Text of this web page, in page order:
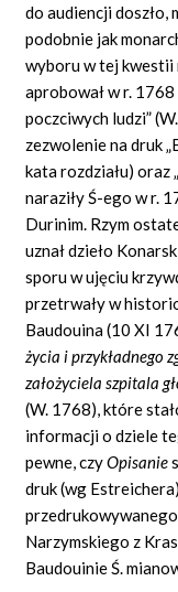
do audiencji doszło,
podobnie jak
wyboru w tej kwestii
aprobował w r.
poczciwych ludzi”
zezwolenie na druk
kata rozdziału) oraz
naraziły Ś-ego w r.
Durinim. Rzym
uznał dzieło
sporu w ujęciu
przetrwały w
Baudouina (10 XI
życia i przykładnego
założyciela szpitala g
(W. 1768), które
informacji o dziele
pewne, czyOpisanie
druk (wg
przedrukowywanego
Narzymskiego z
Baudouinie Ś.